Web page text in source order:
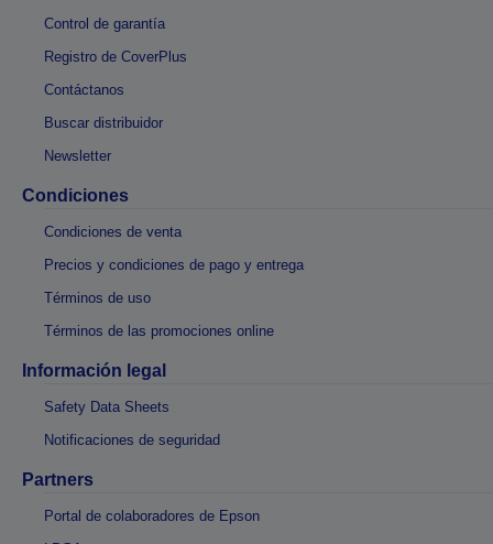
Control de garantía
Registro de CoverPlus
Contáctanos
Buscar distribuidor
Newsletter
Condiciones
Condiciones de venta
Precios y condiciones de pago y entrega
Términos de uso
Términos de las promociones online
Información legal
Safety Data Sheets
Notificaciones de seguridad
Partners
Portal de colaboradores de Epson